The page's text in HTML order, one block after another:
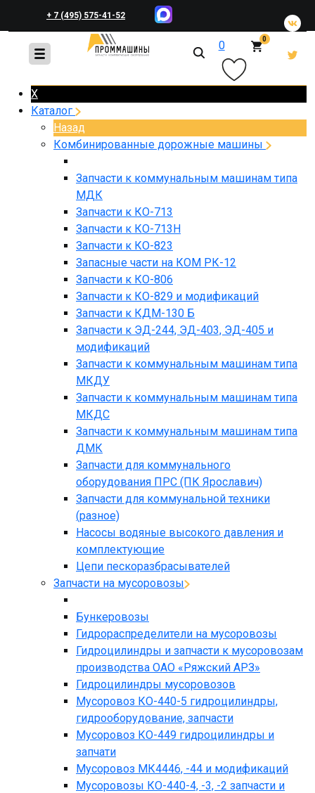
+ 7 (495) 575-41-52
+ 7 (495) 648-45-83 0 0
X
Каталог
Назад
Комбинированные дорожные машины
Запчасти к коммунальным машинам типа
МДК
Запчасти к КО-713
Запчасти к КО-713Н
Запчасти к КО-823
Запасные части на КОМ РК-12
Запчасти к КО-806
Запчасти к КО-829 и модификаций
Запчасти к КДМ-130 Б
Запчасти к ЭД-244, ЭД-403, ЭД-405 и
модификаций
Запчасти к коммунальным машинам типа
МКДУ
Запчасти к коммунальным машинам типа
МКДС
Запчасти к коммунальным машинам типа
ДМК
Запчасти для коммунального
оборудования ПРС (ПК Ярославич)
Запчасти для коммунальной техники
(разное)
Насосы водяные высокого давления и
комплектующие
Цепи пескоразбрасывателей
Запчасти на мусоровозы
Бункеровозы
Гидрораспределители на мусоровозы
Гидроцилиндры и запчасти к мусоровозам
производства ОАО «Ряжский АРЗ»
Гидроцилиндры мусоровозов
Мусоровоз КО-440-5 гидроцилиндры,
гидрооборудование, запчасти
Мусоровоз КО-449 гидроцилиндры и
запчати
Мусоровоз МК4446, -44 и модификаций
Мусоровозы КО-440-4, -3, -2 запчасти и